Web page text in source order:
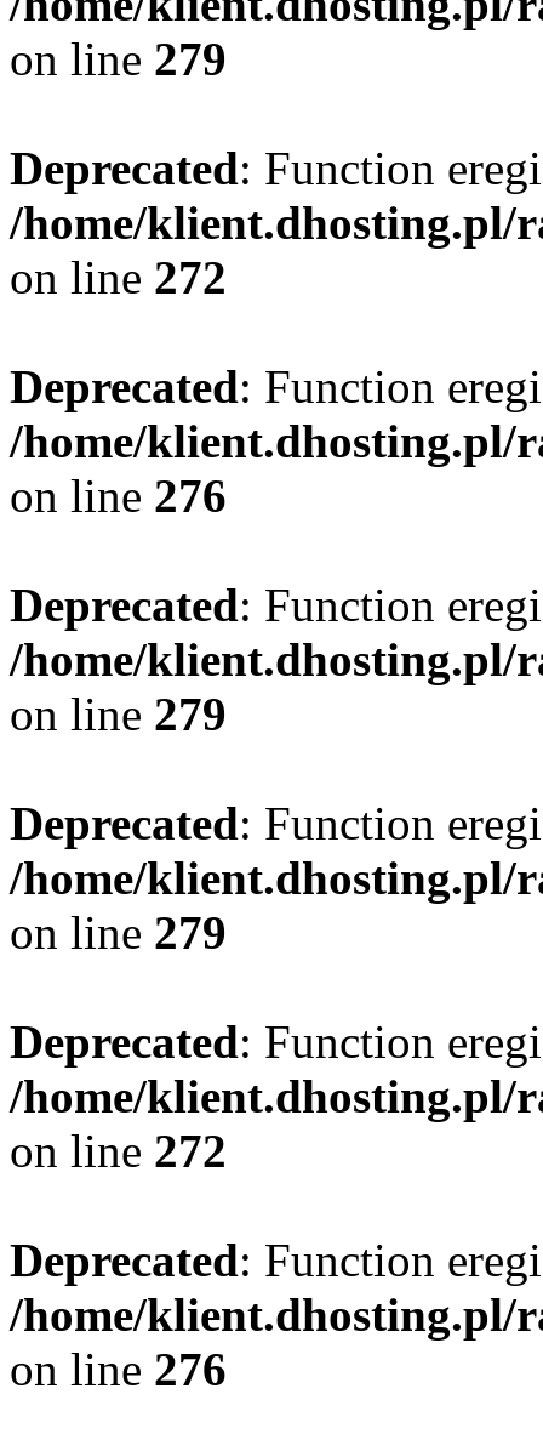
on line 279
Deprecated: Function
/home/klient.dhosting.pl/
on line 272
Deprecated: Function
/home/klient.dhosting.pl/
on line 276
Deprecated: Function
/home/klient.dhosting.pl/
on line 279
Deprecated: Function
/home/klient.dhosting.pl/
on line 279
Deprecated: Function
/home/klient.dhosting.pl/
on line 272
Deprecated: Function
/home/klient.dhosting.pl/
on line 276